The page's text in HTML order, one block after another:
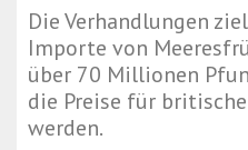
Die Verhandlungen
Importe von
über 70 Millionen
die Preise für
werden.